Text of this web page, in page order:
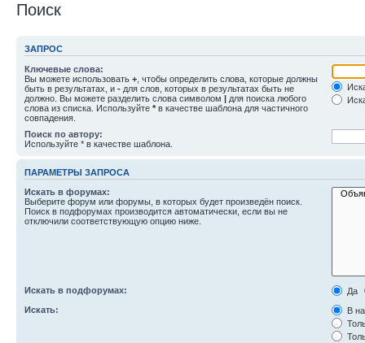
Поиск
ЗАПРОС
Ключевые слова:
Вы можете использовать + , чтобы определить слова, которые должны
быть в результатах, и - для слов, которых в результатах быть не
должно. Вы можете разделить слова символом | для поиска любого
слова из списка. Используйте * в качестве шаблона для частичного
совпадения.
Поиск по автору:
Используйте * в качестве шаблона.
ПАРАМЕТРЫ ЗАПРОСА
Искать в форумах:
Выберите форум или форумы, в которых будет произведён поиск.
Поиск в подфорумах производится автоматически, если вы не
отключили соответствующую опцию ниже.
Искать в подфорумах:
Да
Искать:
В